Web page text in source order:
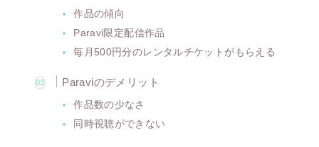
作品の傾向
Paravi限定配信作品
毎月500円分のレンタルチケットがもらえる
Paraviのデメリット
作品数の少なさ
同時視聴ができない